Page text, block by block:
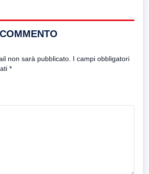
non sarà pubblicato. I campi obbligatori
*